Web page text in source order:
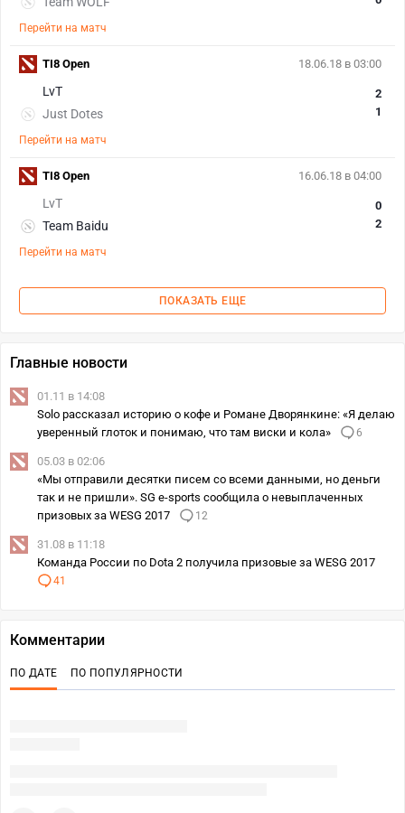
Перейти на матч
18.06.18 в 03:00
LvT
Just Dotes
2
1
Перейти на матч
TI8 Open
16.06.18 в 04:00
LvT
Team Baidu
0
2
Перейти на матч
TI8 Open
ПОКАЗАТЬ ЕЩЕ
Главные новости
01.11 в 14:08
Solo рассказал историю о кофе и Романе Дворянкине: «Я делаю
уверенный глоток и понимаю, что там виски и кола»
6
05.03 в 02:06
«Мы отправили десятки писем со всеми данными, но деньги
так и не пришли». SG e-sports сообщила о невыплаченных
призовых за WESG 2017
12
31.08 в 11:18
Команда России по Dota 2 получила призовые за WESG 2017
41
Комментарии
ПО ДАТЕ ПО ПОПУЛЯРНОСТИ